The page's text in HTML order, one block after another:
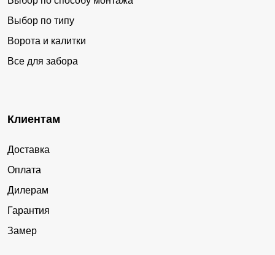
Выбор по типу
Ворота и калитки
Все для забора
Клиентам
Доставка
Оплата
Дилерам
Гарантия
Замер